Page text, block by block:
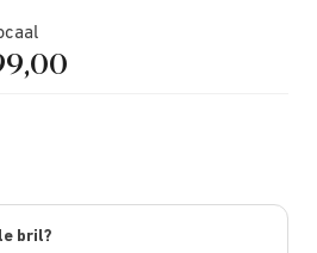
bril?